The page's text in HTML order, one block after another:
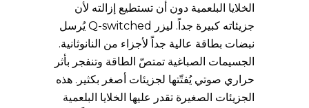
الخلايا البلعمية دون أن تستطيع إزالته لأن
جزيئاته كبيرة جداً. ليزر Q-switched يُرسل
نبضات بطاقة عالية جداً لأجزاء من النانوثانية.
الجسيمات الصباغية تمتصّ الطاقة وتنفجر بأثر
حراري صوتي يُفتّتها لجزيئات أصغر بكثير. هذه
الجزيئات الصغيرة تقدر عليها الخلايا البلعمية